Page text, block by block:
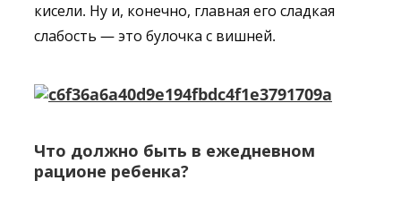
кисели. Ну и, конечно, главная его сладкая
слабость — это булочка с вишней.
Что должно быть в ежедневном
рационе ребенка?